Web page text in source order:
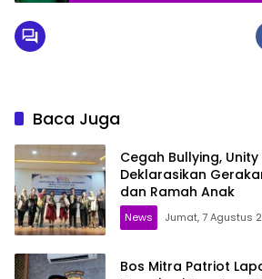
Baca Juga
Cegah Bullying,
Deklarasikan
dan Ramah Anak
News Jumat, 7 Agustus
Bos Mitra Patriot